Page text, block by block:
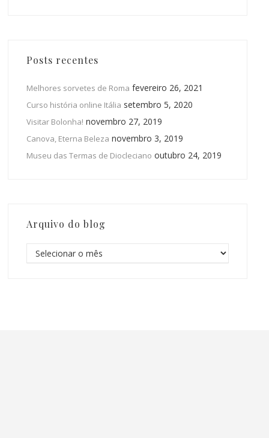
Posts recentes
Melhores sorvetes de Roma fevereiro 26, 2021
Curso história online Itália setembro 5, 2020
Visitar Bolonha! novembro 27, 2019
Canova, Eterna Beleza novembro 3, 2019
Museu das Termas de Diocleciano outubro 24, 2019
Arquivo do blog